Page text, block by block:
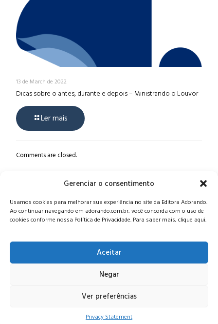
Gerenciar o consentimento
Usamos cookies para melhorar sua experiência no site da Editora Adorando.
Ao continuar navegando em adorando.com.br, você concorda com o uso de
cookies conforme nossa Política de Privacidade. Para saber mais, clique aqui.
Aceitar
Negar
Ver preferências
Privacy Statement
13 de March de 2022
Dicas sobre o antes, durante e depois – Ministrando o Louvor
Ler mais
Comments are closed.
Alameda Oscar Niemeyer, 1033 – 7º Andar - Portaria 04, Vila da
Serra - Nova Lima/MG, CEP: 34006-065 - MG
CONTATO:editora@adorando.com.br
Consulte nossapolítica de privacidade